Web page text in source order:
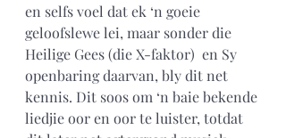
en selfs voel dat ek ‘n goeie
geloofslewe lei, maar sonder die
Heilige Gees (die X-faktor)  en Sy
openbaring daarvan, bly dit net
kennis. Dit soos om ‘n baie bekende
liedjie oor en oor te luister, totdat